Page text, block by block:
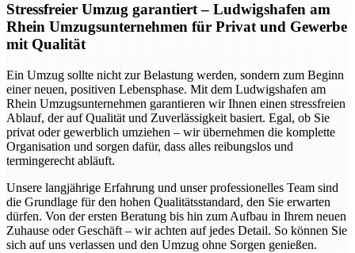
Stressfreier Umzug garantiert – Ludwigshafen am
Rhein Umzugsunternehmen für Privat und Gewerbe
mit Qualität
Ein Umzug sollte nicht zur Belastung werden, sondern zum Beginn
einer neuen, positiven Lebensphase. Mit dem Ludwigshafen am
Rhein Umzugsunternehmen garantieren wir Ihnen einen stressfreien
Ablauf, der auf Qualität und Zuverlässigkeit basiert. Egal, ob Sie
privat oder gewerblich umziehen – wir übernehmen die komplette
Organisation und sorgen dafür, dass alles reibungslos und
termingerecht abläuft.
Unsere langjährige Erfahrung und unser professionelles Team sind
die Grundlage für den hohen Qualitätsstandard, den Sie erwarten
dürfen. Von der ersten Beratung bis hin zum Aufbau in Ihrem neuen
Zuhause oder Geschäft – wir achten auf jedes Detail. So können Sie
sich auf uns verlassen und den Umzug ohne Sorgen genießen.